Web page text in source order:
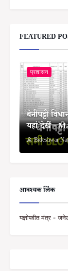
FEATURED
प्रशासन
बेनीपट्टी
यहां देखें -
Bideshwar
आवश्यक लिंक
यज्ञोपवीत मंत्र -